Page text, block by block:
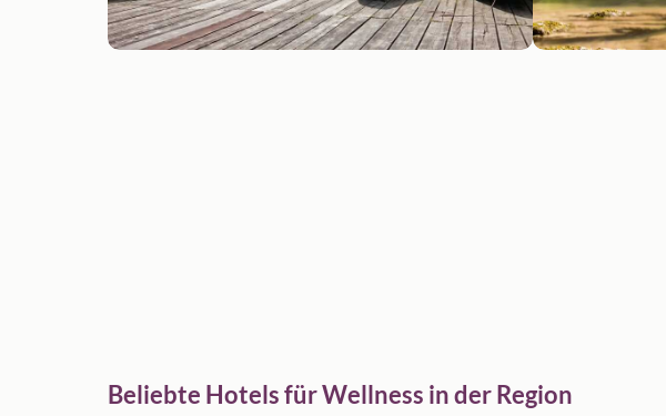
Beliebte Hotels für Wellness in der Region